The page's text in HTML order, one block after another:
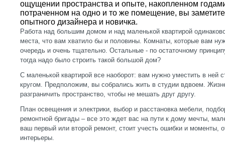
ощущении пространства и опыте, накопленном
потраченном на одно и то же помещение, вы
опытного дизайнера и новичка.
Работа над большим домом и над маленькой квартирой
места, что вам хватило бы и половины. Комнаты, которые вам
очередь и очень тщательно. Остальные - по остаточному
тогда надо было строить такой большой дом?
С маленькой квартирой все наоборот: вам нужно уместить в ней
кругом. Предположим, вы собрались жить в студии вдвоем.
разграничить пространство, чтобы не мешать друг другу.
План освещения и электрики, выбор и расстановка мебели,
ремонтной бригады – все это ждет вас на пути к дому мечты,
ваш первый или второй ремонт, стоит учесть ошибки и моменты,
интерьеры.